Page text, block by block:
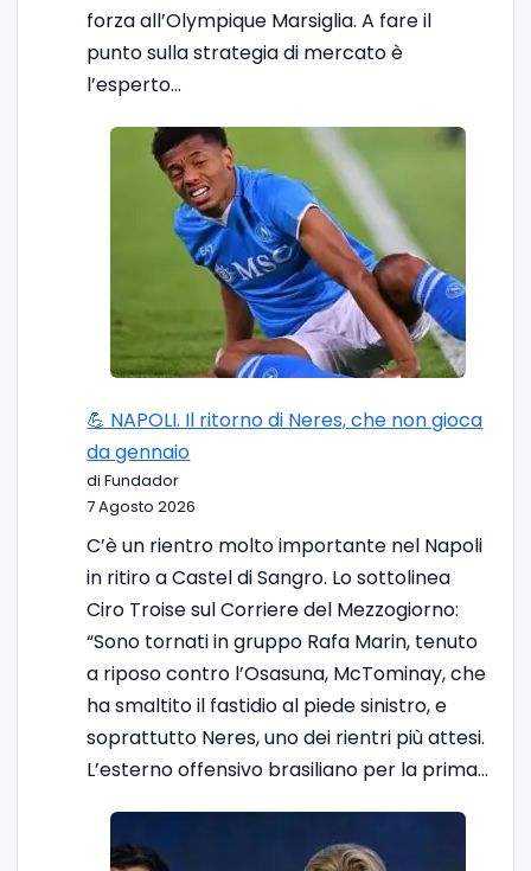
forza all’Olympique Marsiglia. A fare il
punto sulla strategia di mercato è
l’esperto…
💪 NAPOLI. Il ritorno di Neres, che non gioca
da gennaio
di Fundador
7 Agosto 2026
C’è un rientro molto importante nel Napoli
in ritiro a Castel di Sangro. Lo sottolinea
Ciro Troise sul Corriere del Mezzogiorno:
“Sono tornati in gruppo Rafa Marin, tenuto
a riposo contro l’Osasuna, McTominay, che
ha smaltito il fastidio al piede sinistro, e
soprattutto Neres, uno dei rientri più attesi.
L’esterno offensivo brasiliano per la prima…